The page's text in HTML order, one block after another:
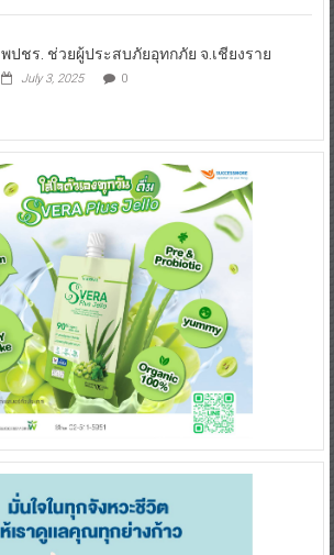
พปชร. ช่วยผู้ประสบภัยอุทกภัย จ.เชียงราย
July 3, 2025 0